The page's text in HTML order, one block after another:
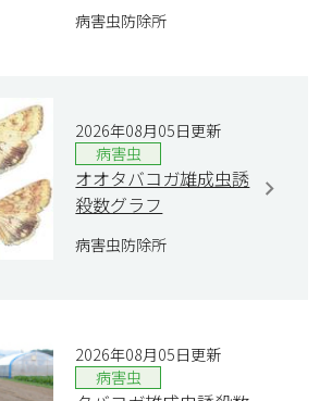
病害虫防除所
2026年08月05日更新
病害虫
オオタバコガ雄成虫誘
殺数グラフ
病害虫防除所
2026年08月05日更新
病害虫